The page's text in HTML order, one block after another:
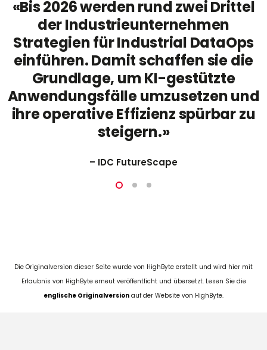
«Bis 2026 werden rund zwei Drittel
der Industrieunternehmen
Strategien für Industrial DataOps
einführen. Damit schaffen sie die
Grundlage, um KI-gestützte
Anwendungsfälle umzusetzen und
ihre operative Effizienz spürbar zu
steigern.»
– IDC FutureScape
Die Originalversion dieser Seite wurde von HighByte erstellt und wird hier mit
Erlaubnis von HighByte erneut veröffentlicht und übersetzt. Lesen Sie die
englische Originalversion auf der Website von HighByte.